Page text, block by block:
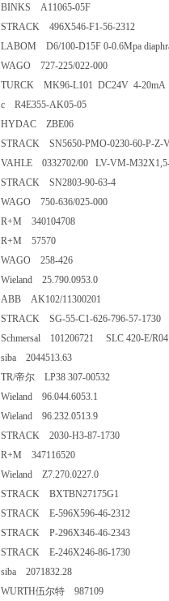
BINKS A11065-05F
STRACK 496X546-F1-56-2312
LABOM D6/100-D15F 0-0.6Mpa
WAGO 727-225/022-000
TURCK MK96-L101 DC24V 4-20mA
c R4E355-AK05-05
HYDAC ZBE06
STRACK SN5650-PMO-0230-60-P-Z-
VAHLE 0332702/00 LV-VM-
STRACK SN2803-90-63-4
WAGO 750-636/025-000
R+M 340104708
R+M 57570
WAGO 258-426
Wieland 25.790.0953.0
ABB AK102/11300201
STRACK SG-55-C1-626-796-57-1730
Schmersal 101206721 SLC 420-E/
siba 2044513.63
TR/帝尔 LP38 307-00532
Wieland 96.044.6053.1
Wieland 96.232.0513.9
STRACK 2030-H3-87-1730
R+M 347116520
Wieland Z7.270.0227.0
STRACK BXTBN27175G1
STRACK E-596X596-46-2312
STRACK P-296X346-46-2343
STRACK E-246X246-86-1730
siba 2071832.28
WURTH伍尔特 987109